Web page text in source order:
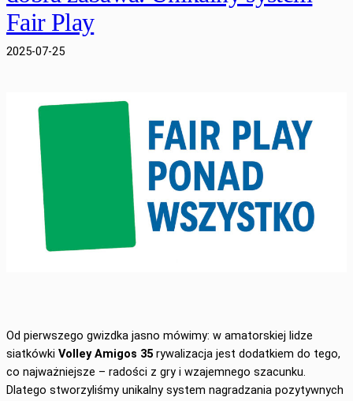
Fair Play
2025-07-25
Od pierwszego gwizdka jasno mówimy: w amatorskiej lidze
siatkówki Volley Amigos 35 rywalizacja jest dodatkiem do tego,
co najważniejsze – radości z gry i wzajemnego szacunku.
Dlatego stworzyliśmy unikalny system nagradzania pozytywnych